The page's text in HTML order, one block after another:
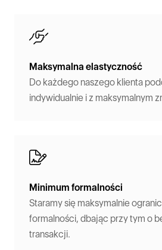
Maksymalna elastyczność
Do każdego naszego klienta
indywidualnie i z maksymalnym
Minimum formalności
Staramy się maksymalnie
formalności, dbając przy tym o
transakcji.